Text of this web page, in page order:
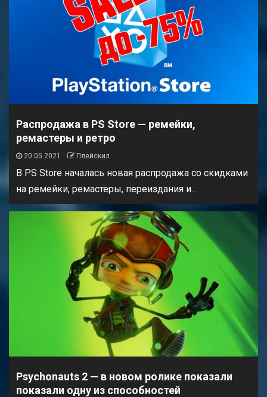
Распродажа в PS Store — ремейки,
ремастеры и ретро
20.05.2021 Плейскил
В PS Store началась новая распродажа со скидками
на ремейки, ремастеры, переиздания и...
Psychonauts 2 — в новом ролике показали
показали одну из способностей